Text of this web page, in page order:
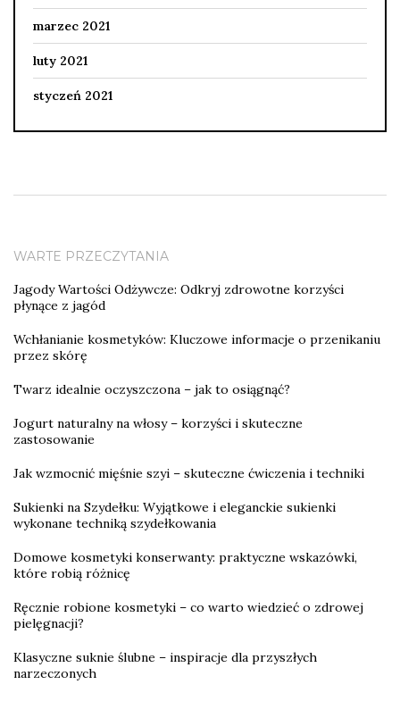
marzec 2021
luty 2021
styczeń 2021
WARTE PRZECZYTANIA
Jagody Wartości Odżywcze: Odkryj zdrowotne korzyści
płynące z jagód
Wchłanianie kosmetyków: Kluczowe informacje o przenikaniu
przez skórę
Twarz idealnie oczyszczona – jak to osiągnąć?
Jogurt naturalny na włosy – korzyści i skuteczne
zastosowanie
Jak wzmocnić mięśnie szyi – skuteczne ćwiczenia i techniki
Sukienki na Szydełku: Wyjątkowe i eleganckie sukienki
wykonane techniką szydełkowania
Domowe kosmetyki konserwanty: praktyczne wskazówki,
które robią różnicę
Ręcznie robione kosmetyki – co warto wiedzieć o zdrowej
pielęgnacji?
Klasyczne suknie ślubne – inspiracje dla przyszłych
narzeczonych